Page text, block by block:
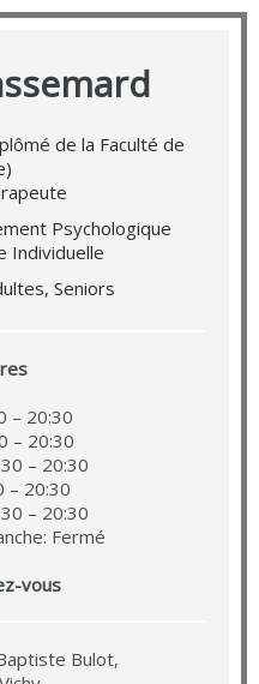
de la Faculté de
Psychologique
Individuelle
Seniors
– 20:30
– 20:30
– 20:30
– 20:30
– 20:30
Fermé
vous
Bulot,